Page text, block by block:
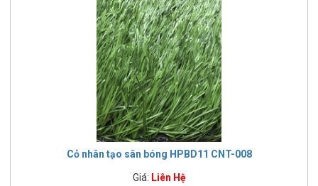
Cỏ nhân tạo sân bóng HPBD11 CNT-008
Giá: Liên Hệ